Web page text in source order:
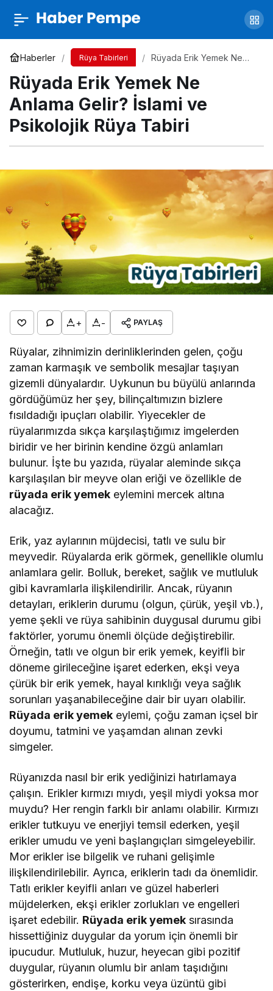
Haberler Rüya Tabirleri
Rüyada Erik Yemek Ne
Psikolojik Rüya Tabiri
Rüyada Erik Yemek Ne
Anlama Gelir? İslami ve
Psikolojik Rüya Tabiri
+ - PAYLAŞ
Rüyalar, zihnimizin derinliklerinden gelen, çoğu
zaman karmaşık ve sembolik mesajlar taşıyan
gizemli dünyalardır. Uykunun bu büyülü anlarında
gördüğümüz her şey, bilinçaltımızın bizlere
fısıldadığı ipuçları olabilir. Yiyecekler de
rüyalarımızda sıkça karşılaştığımız imgelerden
biridir ve her birinin kendine özgü anlamları
bulunur. İşte bu yazıda, rüyalar aleminde sıkça
karşılaşılan bir meyve olan eriği ve özellikle de
rüyada erik yemek eylemini mercek altına
alacağız.
Erik, yaz aylarının müjdecisi, tatlı ve sulu bir
meyvedir. Rüyalarda erik görmek, genellikle olumlu
anlamlara gelir. Bolluk, bereket, sağlık ve mutluluk
gibi kavramlarla ilişkilendirilir. Ancak, rüyanın
detayları, eriklerin durumu (olgun, çürük, yeşil vb.),
yeme şekli ve rüya sahibinin duygusal durumu gibi
faktörler, yorumu önemli ölçüde değiştirebilir.
Örneğin, tatlı ve olgun bir erik yemek, keyifli bir
döneme girileceğine işaret ederken, ekşi veya
çürük bir erik yemek, hayal kırıklığı veya sağlık
sorunları yaşanabileceğine dair bir uyarı olabilir.
Rüyada erik yemek eylemi, çoğu zaman içsel bir
doyumu, tatmini ve yaşamdan alınan zevki
simgeler.
Rüyanızda nasıl bir erik yediğinizi hatırlamaya
çalışın. Erikler kırmızı mıydı, yeşil miydi yoksa mor
muydu? Her rengin farklı bir anlamı olabilir. Kırmızı
erikler tutkuyu ve enerjiyi temsil ederken, yeşil
erikler umudu ve yeni başlangıçları simgeleyebilir.
Mor erikler ise bilgelik ve ruhani gelişimle
ilişkilendirilebilir. Ayrıca, eriklerin tadı da önemlidir.
Tatlı erikler keyifli anları ve güzel haberleri
müjdelerken, ekşi erikler zorlukları ve engelleri
işaret edebilir. Rüyada erik yemek sırasında
hissettiğiniz duygular da yorum için önemli bir
ipucudur. Mutluluk, huzur, heyecan gibi pozitif
duygular, rüyanın olumlu bir anlam taşıdığını
gösterirken, endişe, korku veya üzüntü gibi
Ölmüş Birini Rüyada Görmek Ne Anlama
Gelir? İslami ve Psikolojik Rüya Tabiri
Paylaş